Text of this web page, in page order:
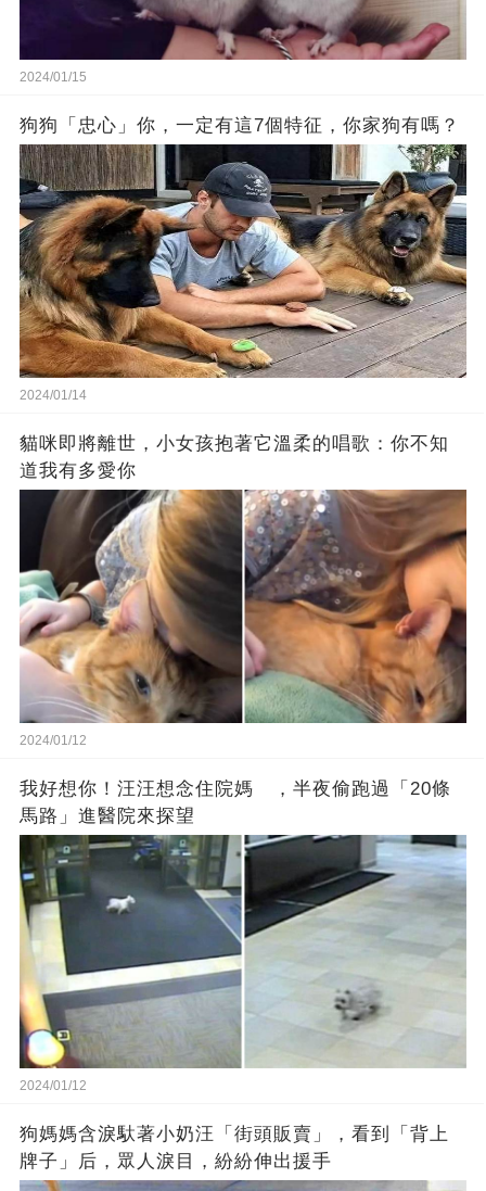
2024/01/15
狗狗「忠心」你，一定有這7個特征，你家狗有嗎？
2024/01/14
貓咪即將離世，小女孩抱著它溫柔的唱歌：你不知
道我有多愛你
2024/01/12
我好想你！汪汪想念住院媽 ，半夜偷跑過「20條
馬路」進醫院來探望
2024/01/12
狗媽媽含淚馱著小奶汪「街頭販賣」，看到「背上
牌子」后，眾人淚目，紛紛伸出援手